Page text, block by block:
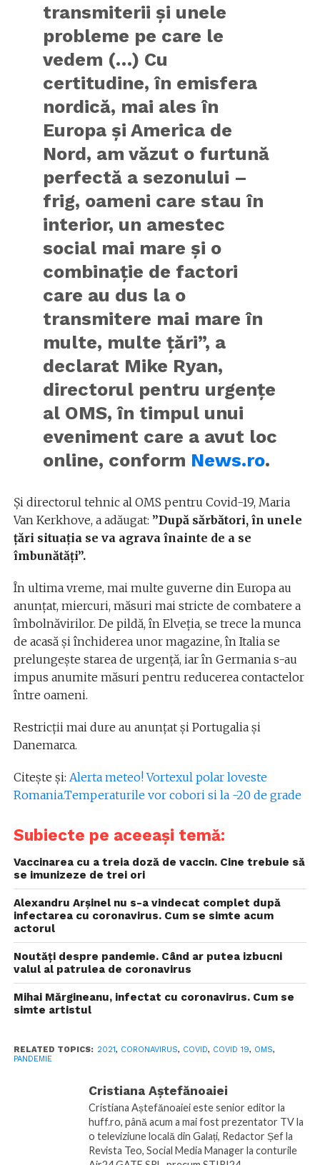
transmiterii şi unele
probleme pe care le
vedem (…) Cu
certitudine, în emisfera
nordică, mai ales în
Europa şi America de
Nord, am văzut o furtună
perfectă a sezonului –
frig, oameni care stau în
interior, un amestec
social mai mare şi o
combinaţie de factori
care au dus la o
transmitere mai mare în
multe, multe ţări”, a
declarat Mike Ryan,
directorul pentru urgenţe
al OMS, în timpul unui
eveniment care a avut loc
online, conform News.ro.
Și directorul tehnic al OMS pentru Covid-19, Maria
Van Kerkhove, a adăugat: ”După sărbători, în unele
ţări situaţia se va agrava înainte de a se
îmbunătăţi”.
În ultima vreme, mai multe guverne din Europa au
anunţat, miercuri, măsuri mai stricte de combatere a
îmbolnăvirilor. De pildă, în Elveția, se trece la munca
de acasă şi închiderea unor magazine, în Italia se
prelungește starea de urgență, iar în Germania s-au
impus anumite măsuri pentru reducerea contactelor
între oameni.
Restricţii mai dure au anunţat şi Portugalia şi
Danemarca.
Citește și: Alerta meteo! Vortexul polar loveste
Romania.Temperaturile vor cobori si la -20 de grade
Subiecte pe aceeași temă:
Vaccinarea cu a treia doză de vaccin. Cine trebuie să
se imunizeze de trei ori
Alexandru Arșinel nu s-a vindecat complet după
infectarea cu coronavirus. Cum se simte acum
actorul
Noutăți despre pandemie. Când ar putea izbucni
valul al patrulea de coronavirus
Mihai Mărgineanu, infectat cu coronavirus. Cum se
simte artistul
RELATED TOPICS: 2021, CORONAVIRUS, COVID, COVID 19, OMS,
PANDEMIE
Cristiana Aștefănoaiei
Cristiana Aștefănoaiei este senior editor la
huff.ro, până acum a mai fost prezentator TV la
o televiziune locală din Galați, Redactor Șef la
Revista Teo, Social Media Manager la conturile